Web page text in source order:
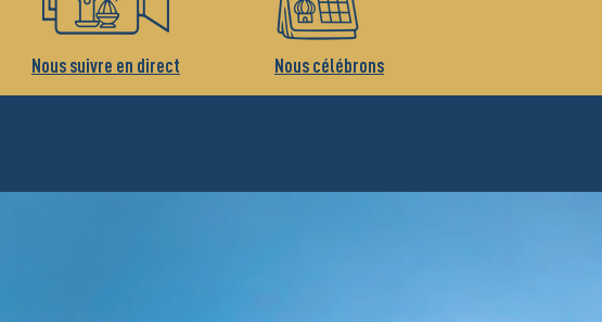
Nous suivre en direct Nous célébrons